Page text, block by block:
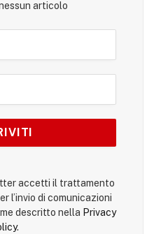
articolo
accetti il trattamento
l’invio di comunicazioni
descritto nella Privacy
.